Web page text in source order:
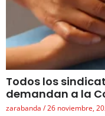
Todos los
demandan a la
zarabanda 26 noviembre,